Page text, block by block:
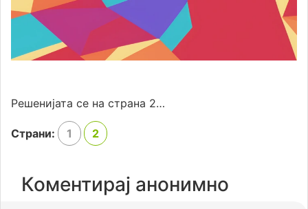
Решенијата се на страна 2…
Страни: 1 2
Коментирај анонимно